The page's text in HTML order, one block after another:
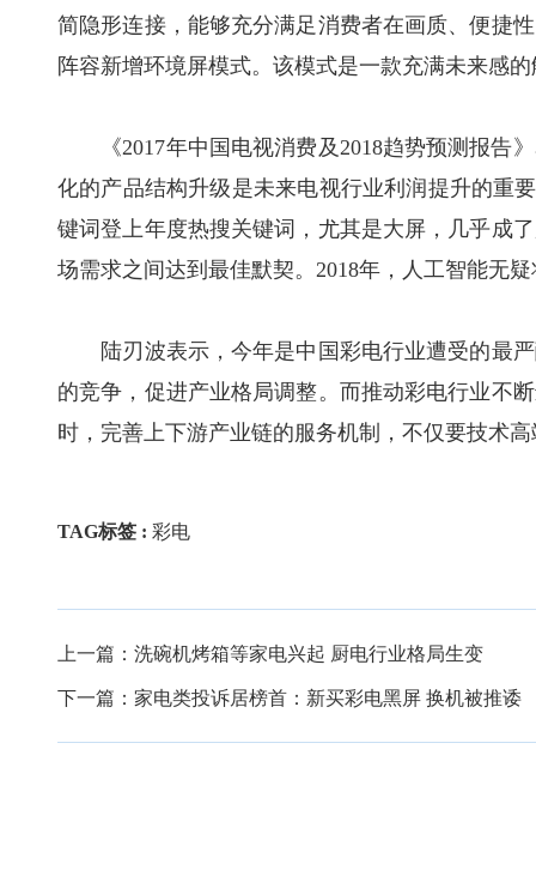
简隐形连接，能够充分满足消费者在画质、便捷
阵容新增环境屏模式。该模式是一款充满未来感
《2017年中国电视消费及2018趋势预测报告
化的产品结构升级是未来电视行业利润提升的重
键词登上年度热搜关键词，尤其是大屏，几乎成
场需求之间达到最佳默契。2018年，人工智能无
陆刃波表示，今年是中国彩电行业遭受的最严
的竞争，促进产业格局调整。而推动彩电行业不
时，完善上下游产业链的服务机制，不仅要技术
TAG标签 : 彩电
上一篇： 洗碗机烤箱等家电兴起 厨电行业格局生变
下一篇： 家电类投诉居榜首：新买彩电黑屏 换机被推诿